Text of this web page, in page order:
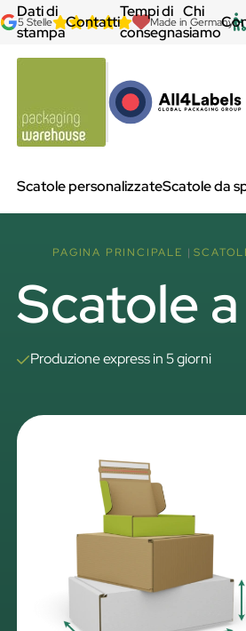
5 Stelle Made in Germany
Scatole personalizzateScatole da
Dati di
stampa
Contatti
Tempi di
consegna
Chi
siamo
PAGINA PRINCIPALE
Scatole
Produzione express in 5 giorni